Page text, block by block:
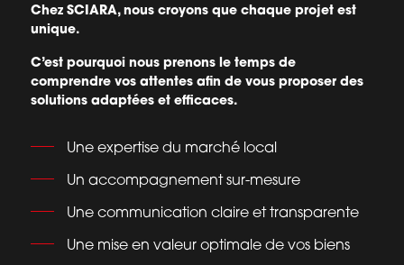
Chez SCIARA, nous croyons que chaque projet est
unique.
C’est pourquoi nous prenons le temps de
comprendre vos attentes afin de vous proposer des
solutions adaptées et efficaces.
Une expertise du marché local
Un accompagnement sur-mesure
Une communication claire et transparente
Une mise en valeur optimale de vos biens